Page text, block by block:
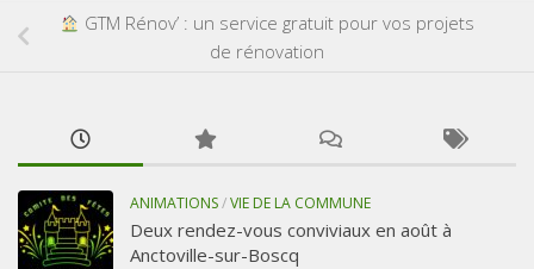
GTM Rénov’ : un service gratuit pour vos projets
de rénovation
ANIMATIONS/VIE DE LA COMMUNE
Deux rendez-vous conviviaux en août à
Anctoville-sur-Boscq